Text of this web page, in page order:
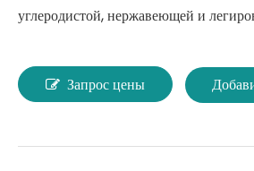
углеродистой, нержавеющей и
Запрос цены